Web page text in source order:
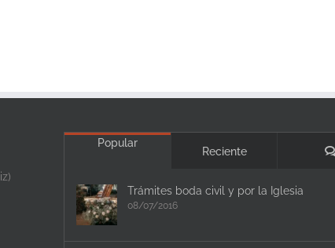
Popular
Reciente
Trámites boda civil y por la Iglesia
08/07/2016